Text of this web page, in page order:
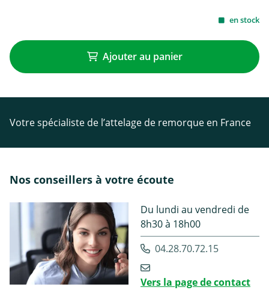
en stock
Ajouter au panier
Votre spécialiste de l’attelage de remorque en France
Nos conseillers à votre écoute
Du lundi au vendredi de
8h30 à 18h00
04.28.70.72.15
Vers la page de contact